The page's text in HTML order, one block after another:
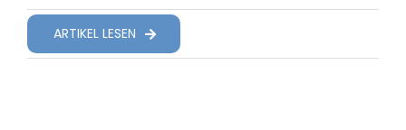
Kontakt
ARTIKEL LESEN